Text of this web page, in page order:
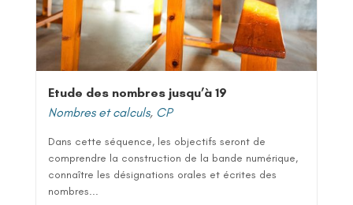
Etude des nombres jusqu’à 19
Nombres et calculs, CP
Dans cette séquence, les objectifs seront de
comprendre la construction de la bande numérique,
connaître les désignations orales et écrites des
nombres...